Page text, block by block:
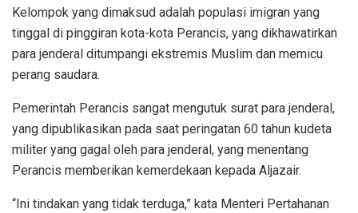
Kelompok yang dimaksud adalah populasi imigran yang
tinggal di pinggiran kota-kota Perancis, yang dikhawatirkan
para jenderal ditumpangi ekstremis Muslim dan memicu
perang saudara.
Pemerintah Perancis sangat mengutuk surat para jenderal,
yang dipublikasikan pada saat peringatan 60 tahun kudeta
militer yang gagal oleh para jenderal, yang menentang
Perancis memberikan kemerdekaan kepada Aljazair.
“Ini tindakan yang tidak terduga,” kata Menteri Pertahanan